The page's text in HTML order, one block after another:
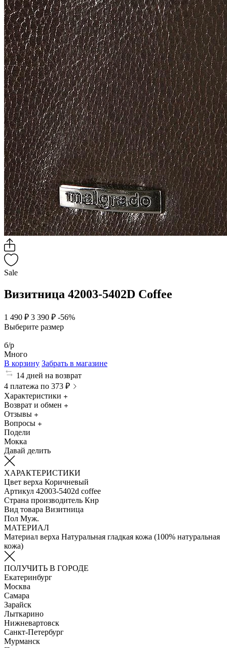
Sale
Визитница 42003-5402D Coffee
1 490 ₽ 3 390 ₽ -56%
Выберите размер
б/р
Много
В корзину Забрать в магазине
14 дней на возврат
4 платежа по 373 ₽
Характеристики
Возврат и обмен
Отзывы
Вопросы
Подели
Мокка
Давай делить
ХАРАКТЕРИСТИКИ
Цвет верха Коричневый
Артикул 42003-5402d coffee
Страна производитель Кнр
Вид товара Визитница
Пол Муж.
МАТЕРИАЛ
Материал верха Натуральная гладкая кожа (100% натуральная
кожа)
ПОЛУЧИТЬ В ГОРОДЕ
Екатеринбург
Москва
Самара
Зарайск
Лыткарино
Нижневартовск
Санкт-Петербург
Мурманск